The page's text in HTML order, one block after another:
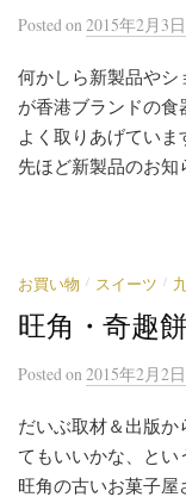
Posted on 2015年2月3日
何かしら新製品や
が香港ブランドの食
よく取りあげていま
先ほど新製品のお
お買い物 / スイーツ /
旺角・奇趣
Posted on 2015年2月2日
だいぶ取材＆出版
てもいいかな、とい
旺角の古いお菓子